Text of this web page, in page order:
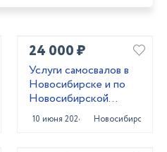
24 000 ₽
Услуги самосвалов в
Новосибирске и по
Новосибирской
области
10 июня 2024 Новосибирск